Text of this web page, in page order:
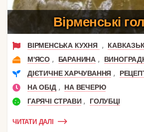
Вірменські
ВІРМЕНСЬКА КУХНЯ ,
М'ЯСО , БАРАНИНА ,
ДІЄТИЧНЕ ХАРЧУВАННЯ ,
НА ОБІД ,
НА ВЕЧЕРЮ
ГАРЯЧІ СТРАВИ , ГОЛУБЦІ
ЧИТАТИ ДАЛІ